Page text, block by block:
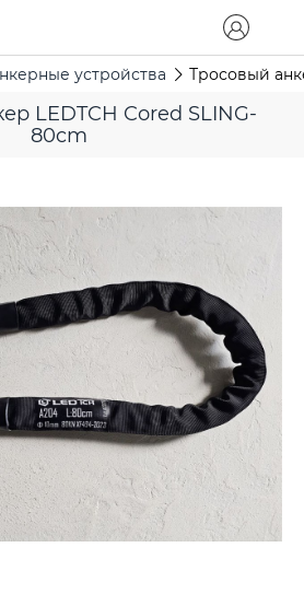
устройства Тросовый
LEDTCH Cored SLING-
80cm